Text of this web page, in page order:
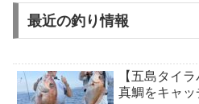
最近の釣り情報
【五島タイ
真鯛をキャ